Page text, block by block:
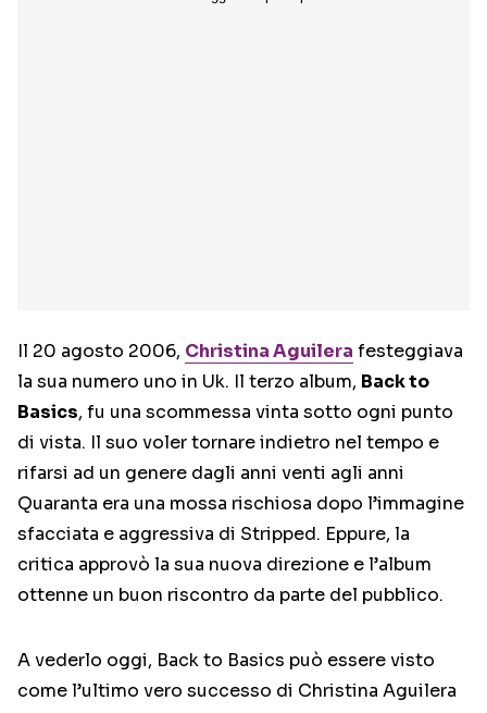
Il 20 agosto 2006, Christina Aguilera festeggiava
la sua numero uno in Uk. Il terzo album, Back to
Basics, fu una scommessa vinta sotto ogni punto
di vista. Il suo voler tornare indietro nel tempo e
rifarsi ad un genere dagli anni venti agli anni
Quaranta era una mossa rischiosa dopo l’immagine
sfacciata e aggressiva di Stripped. Eppure, la
critica approvò la sua nuova direzione e l’album
ottenne un buon riscontro da parte del pubblico.
A vederlo oggi, Back to Basics può essere visto
come l’ultimo vero successo di Christina Aguilera